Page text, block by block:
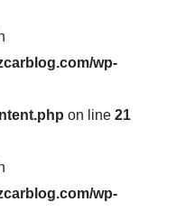
wp-
on line 21
wp-